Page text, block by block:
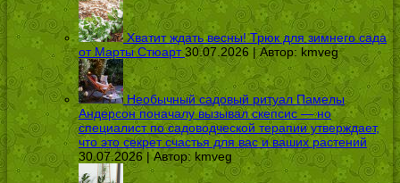
Хватит ждать весны! Трюк для зимнего сада
от Марты Стюарт 30.07.2026 | Автор: kmveg
Необычный садовый ритуал Памелы
Андерсон поначалу вызывал скепсис — но
специалист по садоводческой терапии утверждает,
что это секрет счастья для вас и ваших растений
30.07.2026 | Автор: kmveg